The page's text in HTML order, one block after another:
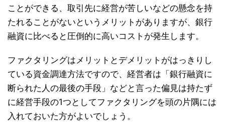
ことができる、取引先に経営が苦しいなどの懸念を持
たれることがないというメリットがありますが、銀行
融資に比べると圧倒的に高いコストが発生します。
ファクタリングはメリットとデメリットがはっきりし
ている資金調達方法ですので、経営者は「銀行融資に
断られた人の最後の手段」などと言った偏見は持たず
に経営手段の1つとしてファクタリングを頭の片隅には
入れておいた方がよいでしょう。